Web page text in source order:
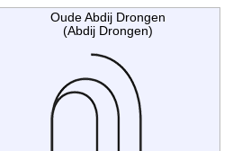
Oude Abdij Drongen
(Abdij Drongen)